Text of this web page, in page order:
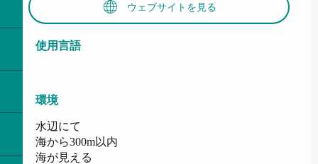
ウェブサイトを見る
使用言語
使用言語
環境
環境
水辺にて
海から300m以内
海が見える